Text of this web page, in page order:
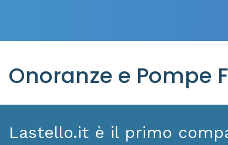
Onoranze e Pompe
Lastello.it è il primo